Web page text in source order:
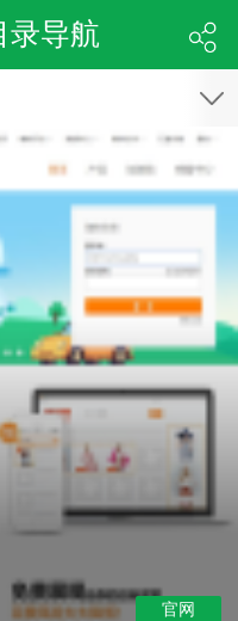
录导航
官网